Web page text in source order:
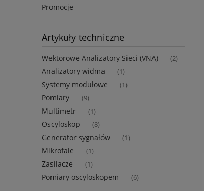
Promocje
Artykuły techniczne
Wektorowe Analizatory Sieci (VNA) (2)
Analizatory widma (1)
Systemy modułowe (1)
Pomiary (9)
Multimetr (1)
Oscyloskop (8)
Generator sygnałów (1)
Mikrofale (1)
Zasilacze (1)
Pomiary oscyloskopem (6)